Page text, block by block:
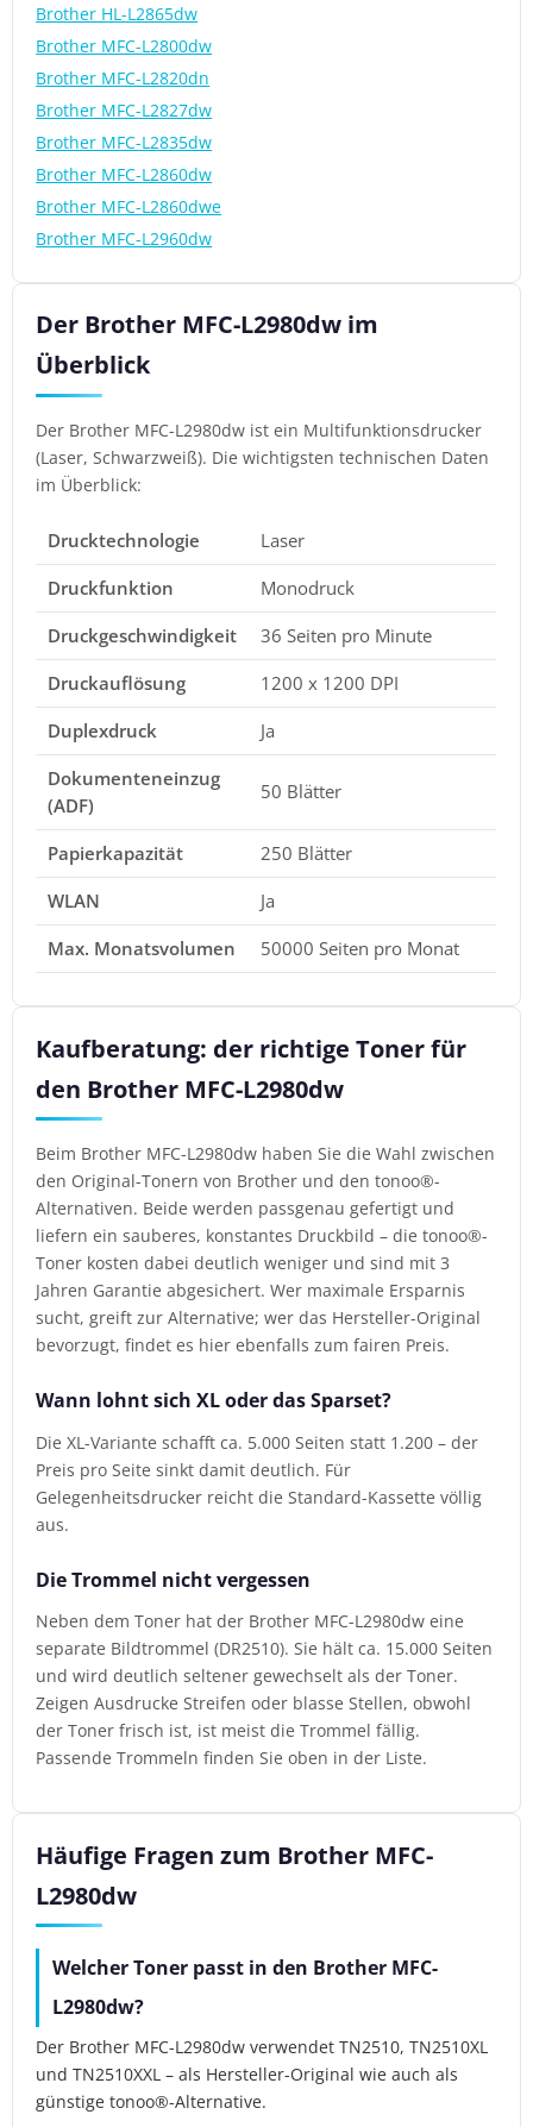
Brother HL-L2865dw
Brother MFC-L2800dw
Brother MFC-L2820dn
Brother MFC-L2827dw
Brother MFC-L2835dw
Brother MFC-L2860dw
Brother MFC-L2860dwe
Brother MFC-L2960dw
Der Brother MFC-L2980dw im
Überblick
Der Brother MFC-L2980dw ist ein Multifunktionsdrucker
(Laser, Schwarzweiß). Die wichtigsten technischen Daten
im Überblick:
Drucktechnologie
Laser
Druckfunktion
Monodruck
Druckgeschwindigkeit
36 Seiten pro Minute
Druckauflösung
1200 x 1200 DPI
Duplexdruck
Ja
Dokumenteneinzug
(ADF)
50 Blätter
Papierkapazität
250 Blätter
WLAN
Ja
Max. Monatsvolumen
50000 Seiten pro Monat
Kaufberatung: der richtige Toner für
den Brother MFC-L2980dw
Beim Brother MFC-L2980dw haben Sie die Wahl zwischen
den Original-Tonern von Brother und den tonoo®-
Alternativen. Beide werden passgenau gefertigt und
liefern ein sauberes, konstantes Druckbild – die tonoo®-
Toner kosten dabei deutlich weniger und sind mit 3
Jahren Garantie abgesichert. Wer maximale Ersparnis
sucht, greift zur Alternative; wer das Hersteller-Original
bevorzugt, findet es hier ebenfalls zum fairen Preis.
Wann lohnt sich XL oder das Sparset?
Die XL-Variante schafft ca. 5.000 Seiten statt 1.200 – der
Preis pro Seite sinkt damit deutlich. Für
Gelegenheitsdrucker reicht die Standard-Kassette völlig
aus.
Die Trommel nicht vergessen
Neben dem Toner hat der Brother MFC-L2980dw eine
separate Bildtrommel (DR2510). Sie hält ca. 15.000 Seiten
und wird deutlich seltener gewechselt als der Toner.
Zeigen Ausdrucke Streifen oder blasse Stellen, obwohl
der Toner frisch ist, ist meist die Trommel fällig.
Passende Trommeln finden Sie oben in der Liste.
Häufige Fragen zum Brother MFC-
L2980dw
Welcher Toner passt in den Brother MFC-
L2980dw?
Der Brother MFC-L2980dw verwendet TN2510, TN2510XL
und TN2510XXL – als Hersteller-Original wie auch als
günstige tonoo®-Alternative.